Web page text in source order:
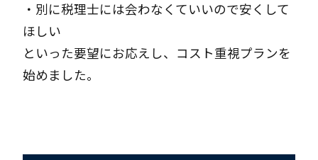
・別に税理士には会わなくていいので安くして
ほしい
といった要望にお応えし、コスト重視プランを
始めました。